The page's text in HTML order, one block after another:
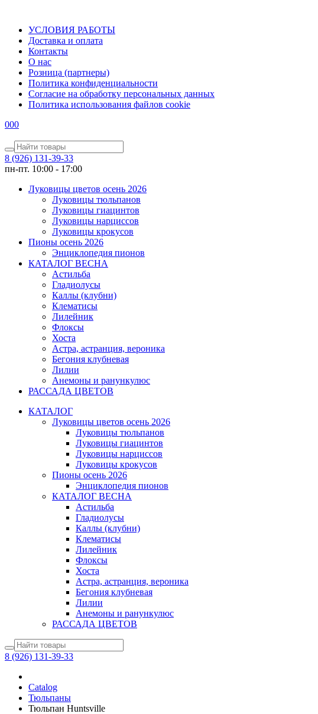
УСЛОВИЯ РАБОТЫ
Доставка и оплата
Контакты
О наc
Розница (партнеры)
Политика конфиденциальности
Согласие на обработку персональных данных
Политика использования файлов сookie
000
8 (926) 131-39-33
пн-пт. 10:00 - 17:00
Луковицы цветов осень 2026
Луковицы тюльпанов
Луковицы гиацинтов
Луковицы нарциссов
Луковицы крокусов
Пионы осень 2026
Энциклопедия пионов
КАТАЛОГ ВЕСНА
Астильба
Гладиолусы
Каллы (клубни)
Клематисы
Лилейник
Флоксы
Хоста
Астра, астранция, вероника
Бегония клубневая
Лилии
Анемоны и ранункулюс
РАССАДА ЦВЕТОВ
КАТАЛОГ
Луковицы цветов осень 2026
Луковицы тюльпанов
Луковицы гиацинтов
Луковицы нарциссов
Луковицы крокусов
Пионы осень 2026
Энциклопедия пионов
КАТАЛОГ ВЕСНА
Астильба
Гладиолусы
Каллы (клубни)
Клематисы
Лилейник
Флоксы
Хоста
Астра, астранция, вероника
Бегония клубневая
Лилии
Анемоны и ранункулюс
РАССАДА ЦВЕТОВ
8 (926) 131-39-33
Catalog
Тюльпаны
Тюльпан Huntsville